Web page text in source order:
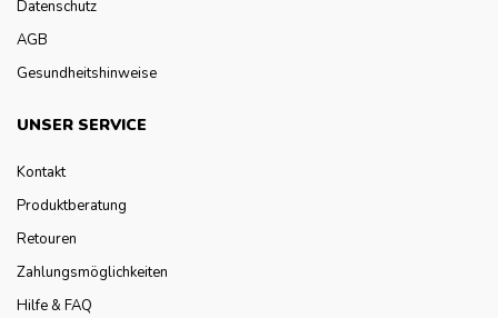
Datenschutz
AGB
Gesundheitshinweise
UNSER SERVICE
Kontakt
Produktberatung
Retouren
Zahlungsmöglichkeiten
Hilfe & FAQ